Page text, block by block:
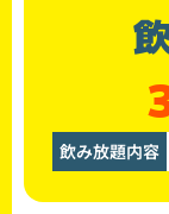
飲み放題内容